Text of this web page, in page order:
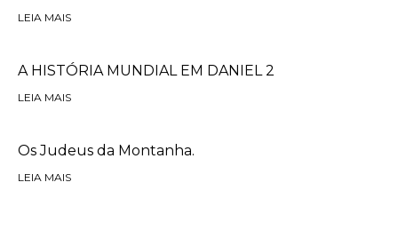
LEIA MAIS
A HISTÓRIA MUNDIAL EM DANIEL 2
LEIA MAIS
Os Judeus da Montanha.
LEIA MAIS